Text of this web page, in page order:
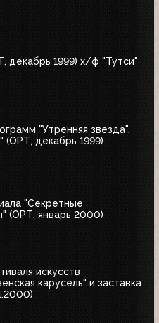
декабрь 1999) х/ф "Тутси"
"Утренняя звезда",
(ОРТ, декабрь 1999)
"Секретные
(ОРТ, январь 2000)
искусств
карусель" и заставка